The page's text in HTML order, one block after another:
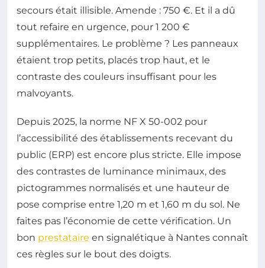
secours était illisible. Amende : 750 €. Et il a dû
tout refaire en urgence, pour 1 200 €
supplémentaires. Le problème ? Les panneaux
étaient trop petits, placés trop haut, et le
contraste des couleurs insuffisant pour les
malvoyants.
Depuis 2025, la norme NF X 50-002 pour
l’accessibilité des établissements recevant du
public (ERP) est encore plus stricte. Elle impose
des contrastes de luminance minimaux, des
pictogrammes normalisés et une hauteur de
pose comprise entre 1,20 m et 1,60 m du sol. Ne
faites pas l’économie de cette vérification. Un
bon prestataire en signalétique à Nantes connaît
ces règles sur le bout des doigts.